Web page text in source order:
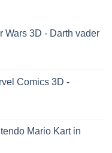
Wars 3D - Darth vader
Comics 3D -
Mario Kart in